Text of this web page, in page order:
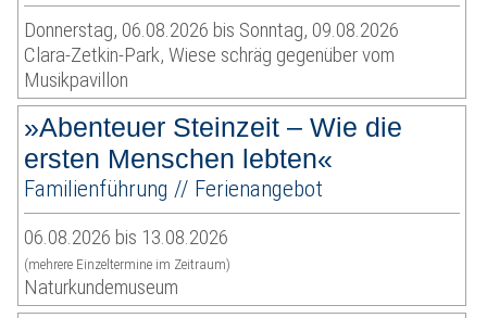
Donnerstag, 06.08.2026 bis Sonntag, 09.08.2026
Clara-Zetkin-Park, Wiese schräg gegenüber vom
Musikpavillon
»Abenteuer Steinzeit – Wie die
ersten Menschen lebten«
Familienführung // Ferienangebot
06.08.2026 bis 13.08.2026
(mehrere Einzeltermine im Zeitraum)
Naturkundemuseum